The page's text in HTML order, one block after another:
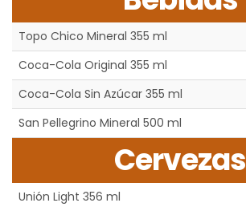
Topo Chico Mineral 355 ml
Coca-Cola Original 355 ml
Coca-Cola Sin Azúcar 355 ml
San Pellegrino Mineral 500 ml
Cervezas
Unión Light 356 ml